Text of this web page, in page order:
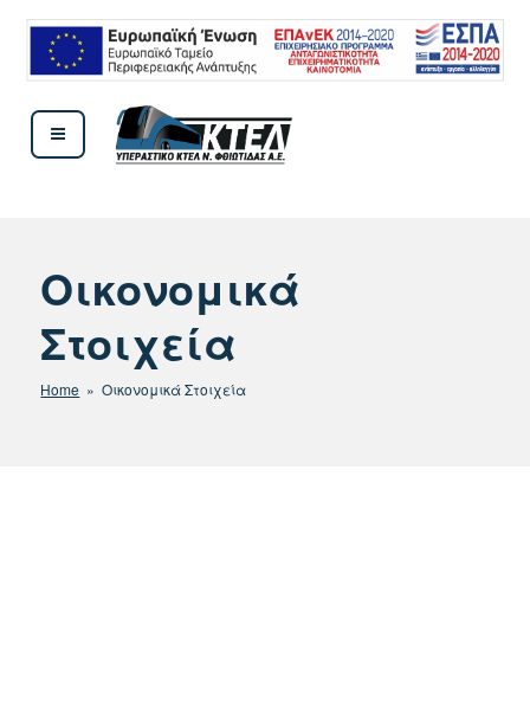
Μετάβαση
περιεχόμενο
Οικονομικά
Στοιχεία
Home » Οικονομικά Στοιχεία